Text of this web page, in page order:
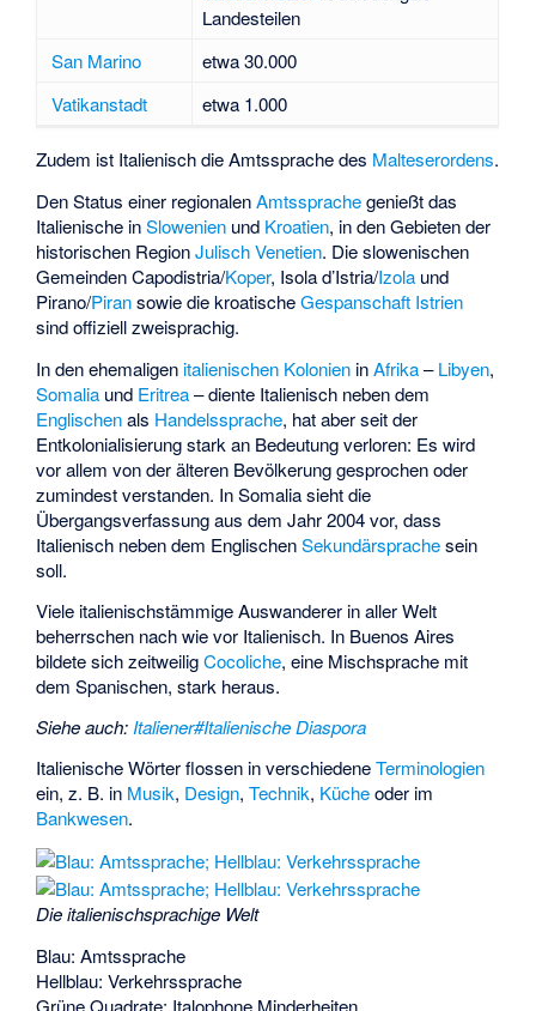
Landesteilen
San Marino
etwa 30.000
Vatikanstadt
etwa 1.000
Zudem ist Italienisch die Amtssprache des Malteserordens.
Den Status einer regionalenAmtssprachegenießt das
Italienische inSlowenien und Kroatien, in den Gebieten der
historischen RegionJulisch Venetien. Die slowenischen
Gemeinden Capodistria/Koper, Isola d’Istria/Izola und
Pirano/Piransowie die kroatischeGespanschaft Istrien
sind offiziell zweisprachig.
In den ehemaligen italienischen Kolonien inAfrika–Libyen,
Somalia und Eritrea– diente Italienisch neben dem
Englischenals Handelssprache, hat aber seit der
Entkolonialisierung stark an Bedeutung verloren: Es wird
vor allem von der älteren Bevölkerung gesprochen oder
zumindest verstanden. In Somalia sieht die
Übergangsverfassung aus dem Jahr 2004 vor, dass
Italienisch neben dem EnglischenSekundärsprachesein
soll.
Viele italienischstämmige Auswanderer in aller Welt
beherrschen nach wie vor Italienisch. In Buenos Aires
bildete sich zeitweiligCocoliche, eine Mischsprache mit
dem Spanischen, stark heraus.
Siehe auch: Italiener#Italienische Diaspora
Italienische Wörter flossen in verschiedeneTerminologien
ein, z. B. in Musik, Design,Technik, Kücheoder im
Bankwesen.
Die italienischsprachige Welt
Blau: Amtssprache
Hellblau: Verkehrssprache
Grüne Quadrate: Italophone Minderheiten.